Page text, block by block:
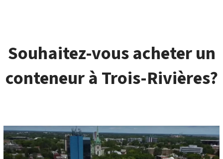
Souhaitez-vous acheter un
conteneur à Trois-Rivières?